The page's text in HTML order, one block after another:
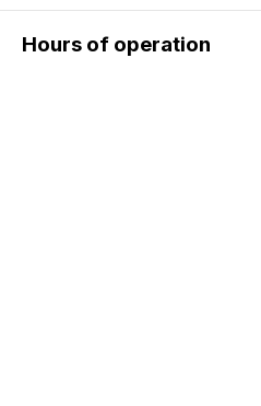
Hours of operation